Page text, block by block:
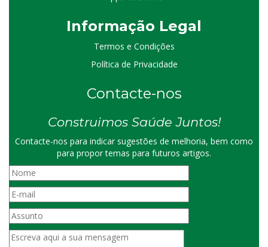
Informação Legal
Termos e Condições
Política de Privacidade
Contacte-nos
Construimos Saúde Juntos!
Contacte-nos para indicar sugestões de melhoria, bem como
para propor temas para futuros artigos.